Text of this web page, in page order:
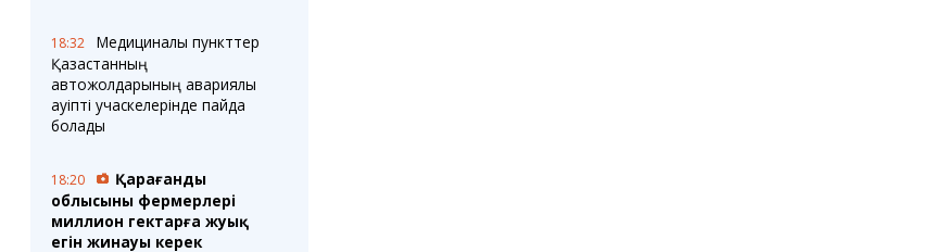
18:32
Медициналық пункттер
Қазақстанның
автожолдарының авариялық
қауіпті учаскелерінде пайда
болады
18:20
Қарағанды
облысының фермерлері
миллион гектарға жуық
егін жинауы керек